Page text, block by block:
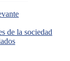
de la sociedad